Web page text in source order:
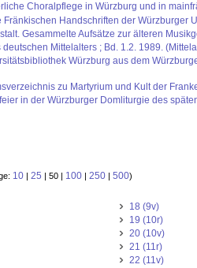
Choralpflege in Würzburg und in
Handschriften der
Gesammelte Aufsätze zur älteren
Mittelalters ; Bd. 1.2. 1989.
Würzburg aus dem
zu Martyrium und Kult der
in der Würzburger Domliturgie des
10 25 | 50 | 100 250 500)
18 (9v)
19 (10r)
20 (10v)
21 (11r)
22 (11v)